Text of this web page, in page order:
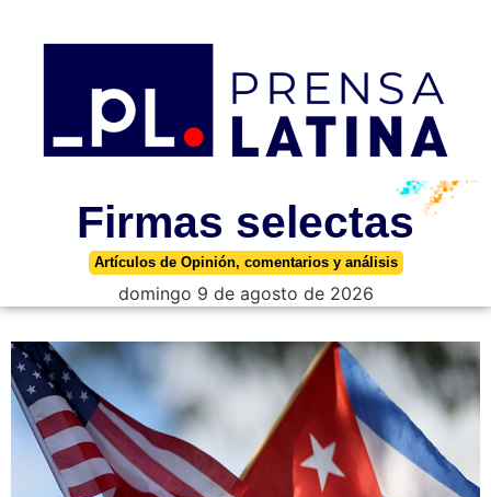
Firmas selectas
Artículos de Opinión, comentarios y análisis
domingo 9 de agosto de 2026